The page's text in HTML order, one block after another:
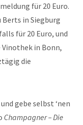
für 20 Euro.
in Siegburg
für 20 Euro, und
Vinothek in Bonn,
die
gebe selbst ‘nen
Champagner – Die